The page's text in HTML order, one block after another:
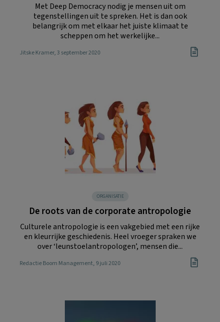
Met Deep Democracy nodig je mensen uit om
tegenstellingen uit te spreken. Het is dan ook
belangrijk om met elkaar het juiste klimaat te
scheppen om het werkelijke...
Jitske Kramer, 3 september 2020
ORGANISATIE
De roots van de corporate antropologie
Culturele antropologie is een vakgebied met een rijke
en kleurrijke geschiedenis. Heel vroeger spraken we
over ‘leunstoelantropologen’, mensen die...
Redactie Boom Management, 9 juli 2020